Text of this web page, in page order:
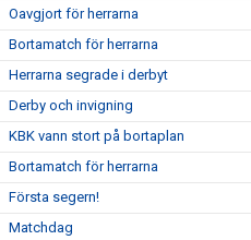
Oavgjort för herrarna
Bortamatch för herrarna
Herrarna segrade i derbyt
Derby och invigning
KBK vann stort på bortaplan
Bortamatch för herrarna
Första segern!
Matchdag